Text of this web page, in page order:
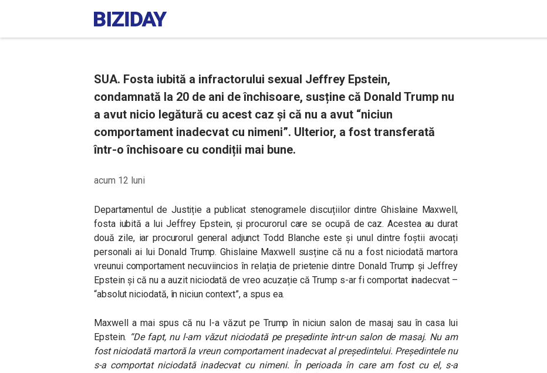
SUA. Fosta iubită a infractorului sexual Jeffrey Epstein,
condamnată la 20 de ani de închisoare, susține că Donald Trump nu
a avut nicio legătură cu acest caz și că nu a avut “niciun
comportament inadecvat cu nimeni”. Ulterior, a fost transferată
într-o închisoare cu condiții mai bune.
acum 12 luni
Departamentul de Justiție a publicat stenogramele discuțiilor dintre Ghislaine Maxwell,
fosta iubită a lui Jeffrey Epstein, și procurorul care se ocupă de caz. Acestea au durat
două zile, iar procurorul general adjunct Todd Blanche este și unul dintre foștii avocați
personali ai lui Donald Trump. Ghislaine Maxwell susține că nu a fost niciodată martora
vreunui comportament necuviincios în relația de prietenie dintre Donald Trump și Jeffrey
Epstein și că nu a auzit niciodată de vreo acuzație că Trump s-ar fi comportat inadecvat –
“absolut niciodată, în niciun context”, a spus ea.
Maxwell a mai spus că nu l-a văzut pe Trump în niciun salon de masaj sau în casa lui
Epstein. “De fapt, nu l-am văzut niciodată pe președinte într-un salon de masaj. Nu am
fost niciodată martoră la vreun comportament inadecvat al președintelui. Președintele nu
s-a comportat niciodată inadecvat cu nimeni. În perioada în care am fost cu el, s-a